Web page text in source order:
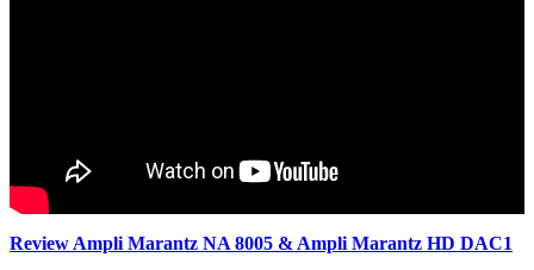
Review Ampli Marantz NA 8005 & Ampli Marantz HD DAC1